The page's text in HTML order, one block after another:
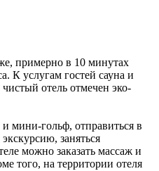
примерно в 10 минутах
К услугам гостей сауна и
отель отмечен эко-
мини-гольф, отправиться в
заняться
можно заказать массаж и
того, на территории отеля